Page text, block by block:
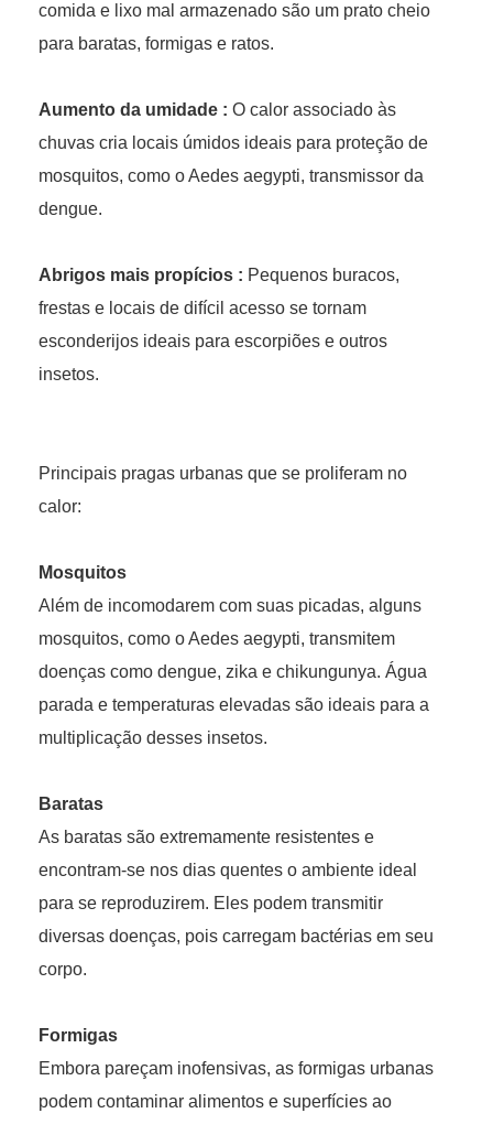
comida e lixo mal armazenado são um prato cheio
para baratas, formigas e ratos.
Aumento da umidade : O calor associado às
chuvas cria locais úmidos ideais para proteção de
mosquitos, como o Aedes aegypti, transmissor da
dengue.
Abrigos mais propícios : Pequenos buracos,
frestas e locais de difícil acesso se tornam
esconderijos ideais para escorpiões e outros
insetos.
Principais pragas urbanas que se proliferam no
calor:
Mosquitos
Além de incomodarem com suas picadas, alguns
mosquitos, como o Aedes aegypti, transmitem
doenças como dengue, zika e chikungunya. Água
parada e temperaturas elevadas são ideais para a
multiplicação desses insetos.
Baratas
As baratas são extremamente resistentes e
encontram-se nos dias quentes o ambiente ideal
para se reproduzirem. Eles podem transmitir
diversas doenças, pois carregam bactérias em seu
corpo.
Formigas
Embora pareçam inofensivas, as formigas urbanas
podem contaminar alimentos e superfícies ao